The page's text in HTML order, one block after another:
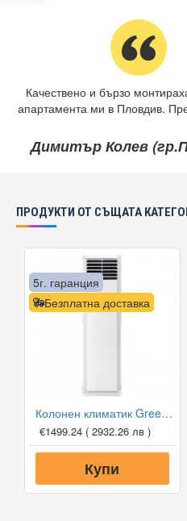
Качествено и бързо
апартамента ми в Пловдив.
Димитър Колев
ПРОДУКТИ ОТ СЪЩАТА
Безплатна доставка
5г. гаранция
Колонен климатик Gree GVH24AMXF/K6DNC7A WiFi, 24000 BTU, Клас A++
€1499.24 ( 2932.26 лв )
Купи